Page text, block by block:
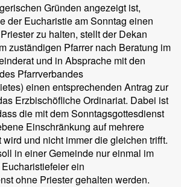
Gründen angezeigt ist,
der Eucharistie am Sonntag einen
zu halten, stellt der Dekan
zuständigen Pfarrer nach Beratung im
und in Absprache mit den
Pfarrverbandes
einen entsprechenden Antrag zur
Erzbischöfliche Ordinariat. Dabei ist
die mit dem Sonntagsgottesdienst
Einschränkung auf mehrere
und nicht immer die gleichen trifft.
in einer Gemeinde nur einmal im
ein
ohne Priester gehalten werden.